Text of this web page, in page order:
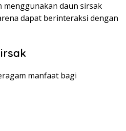
menggunakan daun sirsak
dapat berinteraksi dengan
manfaat bagi